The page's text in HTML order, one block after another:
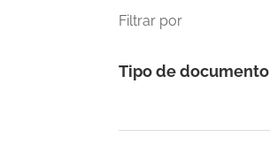
Filtrar por
Tipo de documento